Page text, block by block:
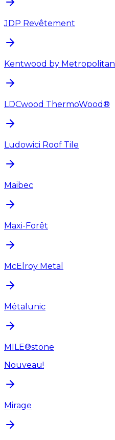
JDP Revêtement
Kentwood by Metropolitan
LDCwood ThermoWood®
Ludowici Roof Tile
Maibec
Maxi-Forêt
McElroy Metal
Métalunic
MILE®stone
Nouveau!
Mirage